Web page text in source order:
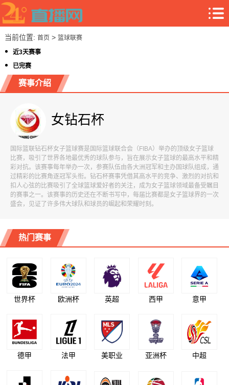
当前位置: 首页> 篮球联赛
近3天赛事
已完赛
赛事介绍
女钻石杯
国际篮联钻石杯女子篮球赛是国际篮球联合会（FIBA）举办的顶级女子篮球
比赛，吸引了世界各地最优秀的球队参与，旨在展示女子篮球的最高水平和精
彩对抗。该赛事每年举办一次，参赛队伍由各大洲冠军和主办国球队组成，通
过精彩的比赛角逐冠军头衔。钻石杯赛事凭借其高水平的竞争、激烈的对抗和
扣人心弦的比赛吸引了全球篮球爱好者的关注，成为女子篮球领域最备受瞩目
的赛事之一。该赛事的历史还在不断书写中，每届比赛都是女子篮球界的一次
盛会，见证了许多伟大球队和球员的崛起和荣耀时刻。
热门赛事
世界杯 欧洲杯 英超 西甲 意甲
德甲 法甲 美职业 亚洲杯 中超